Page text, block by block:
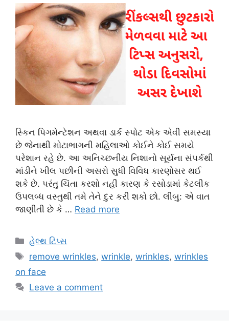
સ્કિન પિગમેન્ટેશન અથવા ડાર્ક સ્પોટ એક એવી સમસ્યા
છે જેનાથી મોટાભાગની મહિલાઓ કોઈને કોઈ સમયે
પરેશાન રહે છે. આ અનિચ્છનીય નિશાનો સૂર્યના સંપર્કથી
માંડીને ખીલ પછીની અસરો સુધી વિવિધ કારણોસર થઈ
શકે છે. પરંતુ ચિંતા કરશો નહીં કારણ કે રસોડામાં કેટલીક
ઉપલબ્ધ વસ્તુથી તમે તેને દુર કરી શકો છો. લીંબુ: એ વાત
જાણીતી છે કે … Read more
Categories
હેલ્થ ટિપ્સ
Tags
remove wrinkles,wrinkle,wrinkles,wrinkles
on face
Leave a comment